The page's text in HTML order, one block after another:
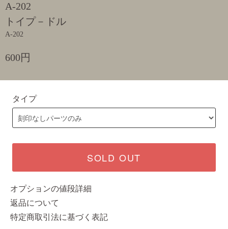
A-202
トイプ－ドル
A-202
600円
タイプ
SOLD OUT
オプションの値段詳細
返品について
特定商取引法に基づく表記